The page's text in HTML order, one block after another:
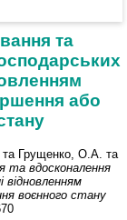
та
або
та Грущенко, О.А. та
та вдосконалення
відновленням
воєнного стану